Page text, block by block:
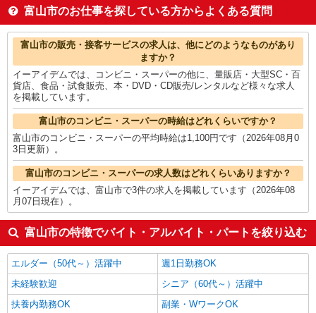
その他オフィスワーク・事務1,650円
量販店・大型SC・百貨店
1,572円
スイーツ・ケーキ・パン1,500円
富山市の他の職種の平均時給を見る
富山市のお仕事を探している方からよくある質問
富山市の販売・接客サービスの求人は、他にどのようなものがあり
ますか？
イーアイデムでは、コンビニ・スーパーの他に、量販店・大型SC・百
貨店、食品・試食販売、本・DVD・CD販売/レンタルなど様々な求人
を掲載しています。
富山市のコンビニ・スーパーの時給はどれくらいですか？
富山市のコンビニ・スーパーの平均時給は1,100円です（2026年08月0
3日更新）。
富山市のコンビニ・スーパーの求人数はどれくらいありますか？
イーアイデムでは、富山市で3件の求人を掲載しています（2026年08
月07日現在）。
富山市の特徴でバイト・アルバイト・パートを絞り込む
エルダー（50代～）活躍中
週1日勤務OK
未経験歓迎
シニア（60代～）活躍中
扶養内勤務OK
副業・WワークOK